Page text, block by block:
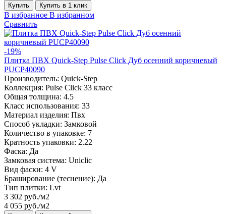
Купить Купить в 1 клик
В избранное В избранном
Сравнить
-19%
Плитка ПВХ Quick-Step Pulse Click Дуб осенний коричневый
PUCP40090
Производитель: Quick-Step
Коллекция: Pulse Click 33 класс
Общая толщина: 4.5
Класс использования: 33
Материал изделия: Пвх
Способ укладки: Замковой
Количество в упаковке: 7
Кратность упаковки: 2.22
Фаска: Да
Замковая система: Uniclic
Вид фаски: 4 V
Браширование (теснение): Да
Тип плитки: Lvt
3 302 руб./м2
4 055 руб./м2